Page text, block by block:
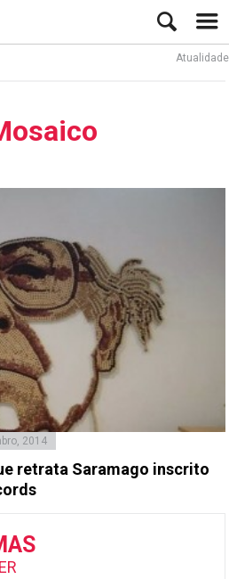
Atualidade
2014
retrata Saramago inscrito